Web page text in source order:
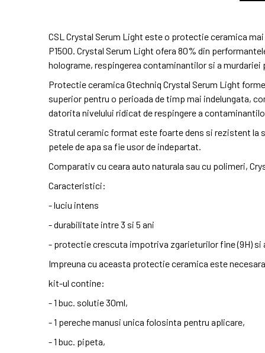
CSL Crystal Serum Light este o protectie ceramica
P1500. Crystal Serum Light ofera 80% din
holograme, respingerea contaminantilor si a
Protectie ceramica Gtechniq Crystal Serum Light
superior pentru o perioada de timp mai indelungata,
datorita nivelului ridicat de respingere a
Stratul ceramic format este foarte dens si rezistent la
petele de apa sa fie usor de indepartat.
Comparativ cu ceara auto naturala sau cu polimeri,
Caracteristici:
- luciu intens
- durabilitate intre 3 si 5 ani
- protectie crescuta impotriva zgarieturilor fine (9H) si
Impreuna cu aceasta protectie ceramica este
kit-ul contine:
- 1 buc. solutie 30ml,
- 1 pereche manusi unica folosinta pentru aplicare,
- 1 buc. pipeta,